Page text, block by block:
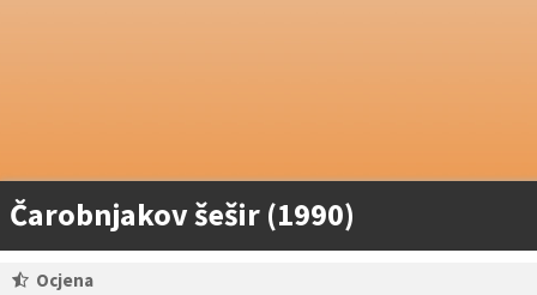
Čarobnjakov šešir (1990)
Ocjena